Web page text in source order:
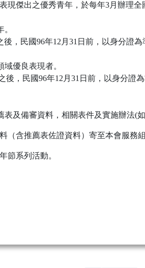
傑出之優秀青年，於每年3月辦理
，民國96年12月31日前，以身分證為
優良表現者。
，民國96年12月31日前，以身分證為
及備審資料，相關表件及實施辦法(如
含推薦表佐證資料）寄至本會服務
節系列活動。